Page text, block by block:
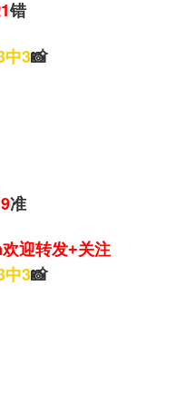
错
中3📸
准
迎转发+关注
中3📸